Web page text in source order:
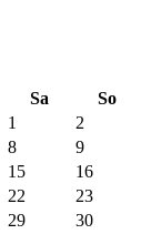
Sa
So
1
2
8
9
15
16
22
23
29
30